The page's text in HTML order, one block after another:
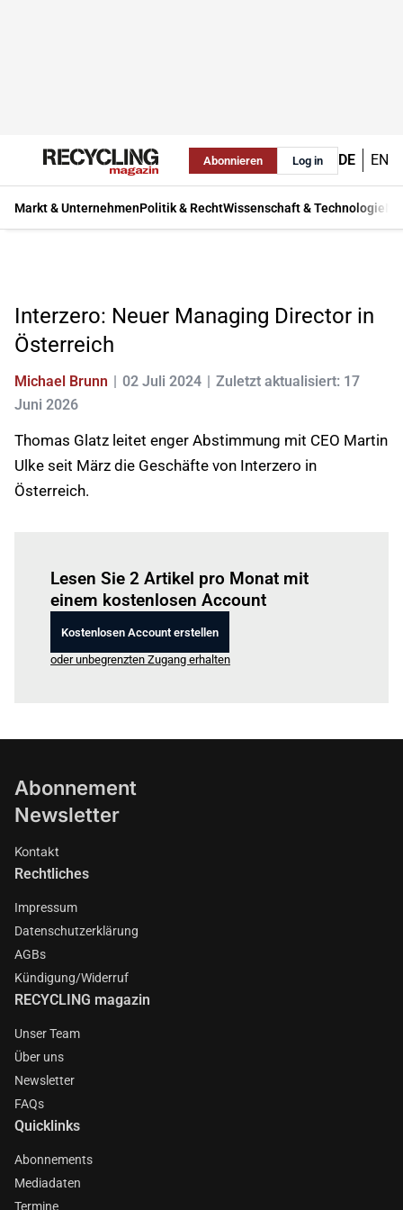
Abonnieren Log in DE EN
Markt & UnternehmenPolitik & RechtWissenschaft & Technologie
Interzero: Neuer Managing Director in
Österreich
Michael Brunn 02 Juli 2024
Zuletzt aktualisiert: 17
Juni 2026
Thomas Glatz leitet enger Abstimmung mit CEO Martin
Ulke seit März die Geschäfte von Interzero in
Österreich.
Lesen Sie 2 Artikel pro Monat mit
einem kostenlosen Account
Kostenlosen Account erstellen
oder unbegrenzten Zugang erhalten
Abonnement
Newsletter
Kontakt
Rechtliches
Impressum
Datenschutzerklärung
AGBs
Kündigung/Widerruf
RECYCLING magazin
Unser Team
Über uns
Newsletter
FAQs
Quicklinks
Abonnements
Mediadaten
Termine